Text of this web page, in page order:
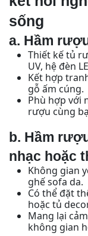
sống
a. Hầm
Thiết kế tủ
UV, hệ đèn
Kết hợp
gỗ ấm cúng.
Phù hợp với
rượu cùng
b. Hầm
nhạc hoặc
Không gian
ghế sofa da.
Có thể đặt
hoặc tủ
Mang lại
không gian